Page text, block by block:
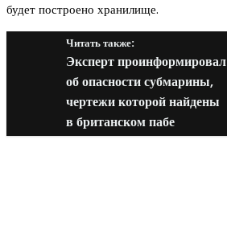
будет построено хранилище.
Читать также:
Эксперт проинформировал
об опасности субмарины,
чертежи которой найдены
в британском пабе